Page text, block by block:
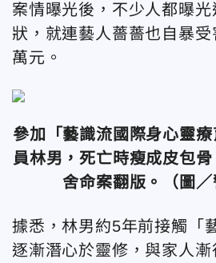
案情曝光後，不少人都曝
狀，就連藝人薔薔也自暴
萬元。
參加「藝識流國際身心靈
員林男，死亡時瘦成皮包
舍命案翻版。（圖／
據悉，林男約5年前接觸「
逐漸潛心於靈修，與家人